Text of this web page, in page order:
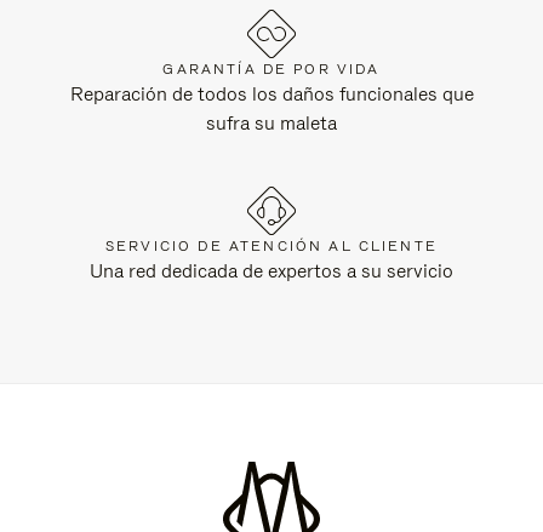
GARANTÍA DE POR VIDA
Reparación de todos los daños funcionales que
sufra su maleta
SERVICIO DE ATENCIÓN AL CLIENTE
Una red dedicada de expertos a su servicio